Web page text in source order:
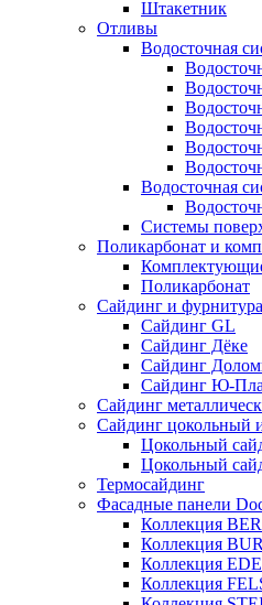
Штакетник
Отливы
Водосточная
Водосточная
Системы
Поликарбонат и
Поликарбонат
Сайдинг и фурнитура
Сайдинг GL
Сайдинг Дёке
Сайдинг
Сайдинг Ю-
Сайдинг
Сайдинг цокольный
Цокольный
Цокольный
Термосайдинг
Фасадные панели
Коллекция
Коллекция
Коллекция
Коллекция